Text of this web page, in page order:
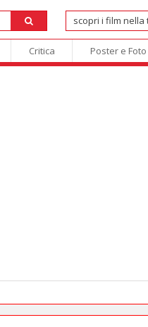
Critica Poster e Foto